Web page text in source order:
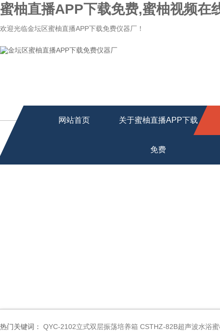
蜜柚直播APP下载免费,蜜柚视频在
欢迎光临金坛区蜜柚直播APP下载免费仪器厂！
网站首页 关于蜜柚直播APP下载
免费
热门关键词： QYC-2102立式双层振荡培养箱 CSTHZ-82B超声波水浴